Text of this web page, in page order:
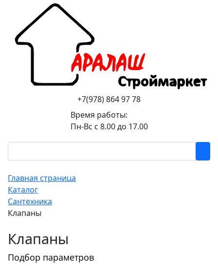
+7(978) 864 97 78
Время работы:
Пн-Вс с 8.00 до 17.00
Главная страница
Каталог
Сантехника
Клапаны
Клапаны
Подбор параметров